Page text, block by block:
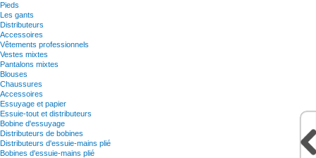
Pieds
Les gants
Distributeurs
Accessoires
Vêtements professionnels
Vestes mixtes
Pantalons mixtes
Blouses
Chaussures
Accessoires
Essuyage et papier
Essuie-tout et distributeurs
Bobine d'essuyage
Distributeurs de bobines
Distributeurs d'essuie-mains plié
Bobines d'essuie-mains plié